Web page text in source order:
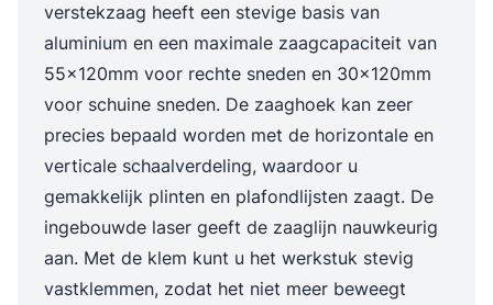
verstekzaag heeft een stevige basis van
aluminium en een maximale zaagcapaciteit van
55x120mm voor rechte sneden en 30x120mm
voor schuine sneden. De zaaghoek kan zeer
precies bepaald worden met de horizontale en
verticale schaalverdeling, waardoor u
gemakkelijk plinten en plafondlijsten zaagt. De
ingebouwde laser geeft de zaaglijn nauwkeurig
aan. Met de klem kunt u het werkstuk stevig
vastklemmen, zodat het niet meer beweegt